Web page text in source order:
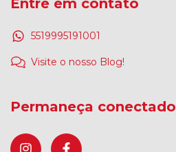
Entre em contato
5519995191001
Visite o nosso Blog!
Permaneça conectado